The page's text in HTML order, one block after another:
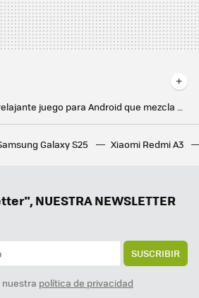
Among Water es un relajante juego para Android que mezcla pesca y gatitos: ideal para "desconectar" el cerebro
Google Play Juegos para Windows es todavía mejor: soporte de mandos de consola, resolución 4K, 'Clash of Clans' y más novedades
Una jardinera ganó más de un millón de euros por el fallo de una web de juegos. Le dijeron que solo le pagarían 20.000, y ha ganado el juicio
Galaxy S25 Xiaomi Redmi A3
NUESTRA NEWSLETTER
SUSCRIBIR
política de privacidad